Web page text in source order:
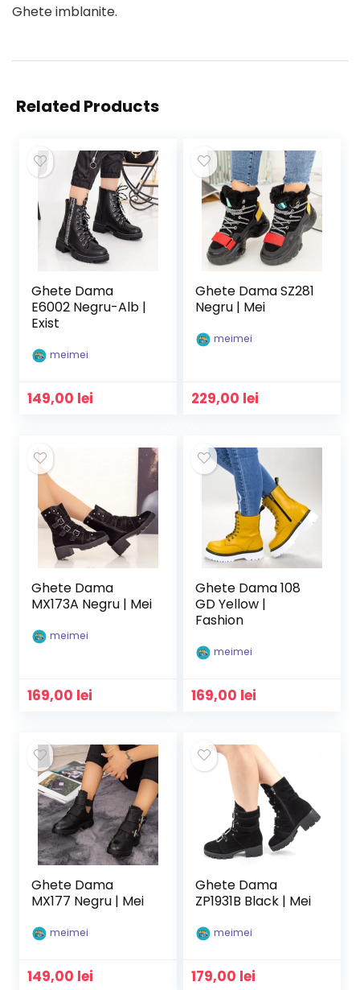
Ghete imblanite.
Related Products
Ghete Dama
E6002 Negru-Alb |
Exist
meimei
149,00 lei
Ghete Dama SZ281
Negru | Mei
meimei
229,00 lei
Ghete Dama
MX173A Negru | Mei
meimei
169,00 lei
Ghete Dama 108
GD Yellow |
Fashion
meimei
169,00 lei
Ghete Dama
MX177 Negru | Mei
meimei
149,00 lei
Ghete Dama
ZP1931B Black | Mei
meimei
179,00 lei